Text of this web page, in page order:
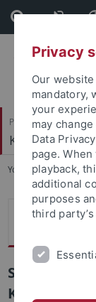
Skip
to
content
Skip
to
footer
Philosophische
Koreanistik
You are here:
Sejong
Kulturkursen
Privacy
Our
mandatory,
your
may
Data
page.
playback,
additional
purposes
third